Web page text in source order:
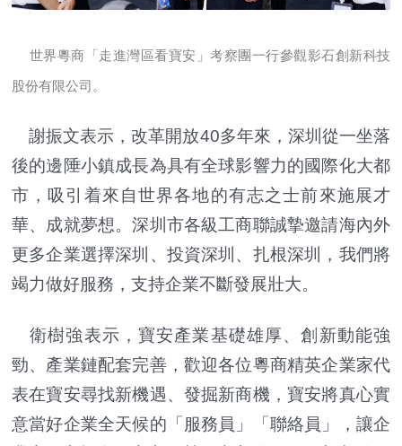
世界粵商「走進灣區看寶安」考察團一行參觀影石創新科技
股份有限公司。
謝振文表示，改革開放40多年來，深圳從一坐落
後的邊陲小鎮成長為具有全球影響力的國際化大都
市，吸引着來自世界各地的有志之士前來施展才
華、成就夢想。深圳市各級工商聯誠摯邀請海內外
更多企業選擇深圳、投資深圳、扎根深圳，我們將
竭力做好服務，支持企業不斷發展壯大。
衛樹強表示，寶安產業基礎雄厚、創新動能強
勁、產業鏈配套完善，歡迎各位粵商精英企業家代
表在寶安尋找新機遇、發掘新商機，寶安將真心實
意當好企業全天候的「服務員」「聯絡員」，讓企